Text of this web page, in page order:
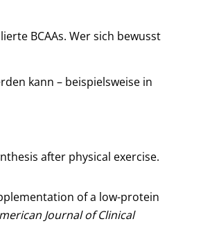
BCAAs. Wer sich bewusst
kann – beispielsweise in
after physical exercise.
of a low-protein
Journal of Clinical